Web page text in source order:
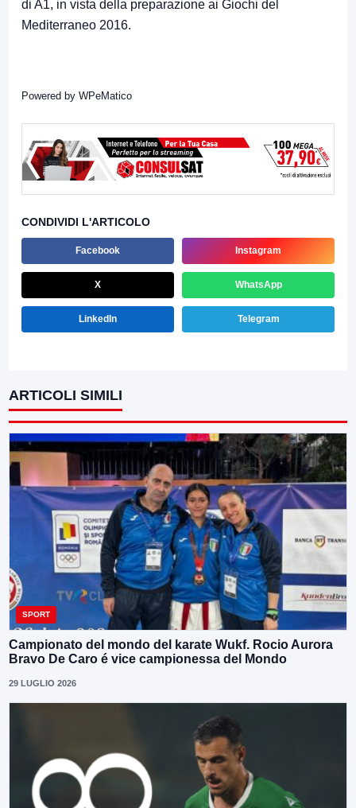
di A1, in vista della preparazione ai Giochi del
Mediterraneo 2016.
Powered by WPeMatico
CONDIVIDI L'ARTICOLO
Facebook Instagram
X WhatsApp
LinkedIn Telegram
ARTICOLI SIMILI
SPORT
Campionato del mondo del karate Wukf. Rocio Aurora
Bravo De Caro é vice campionessa del Mondo
29 LUGLIO 2026